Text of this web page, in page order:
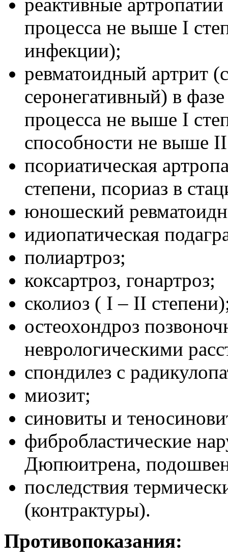
процесса не выше I
инфекции);
ревматоидный артрит
серонегативный) в
процесса не выше I
способности не выше
псориатическая
степени, псориаз в
юношеский
идиопатическая
полиартроз;
коксартроз, гонартроз;
сколиоз ( I – II
остеохондроз
неврологическими
спондилез с
миозит;
синовиты и
фибробластические
Дюпюитрена,
последствия
(контрактуры).
Противопоказания: